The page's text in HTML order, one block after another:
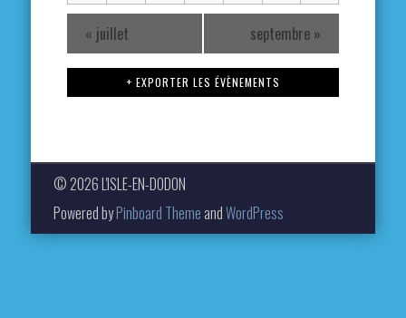
« juillet septembre »
+ EXPORTER LES ÉVÈNEMENTS
© 2026 L'ISLE-EN-DODON
Powered byPinboard Theme andWordPress